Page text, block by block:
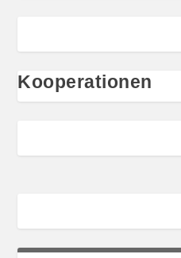
Kooperationen